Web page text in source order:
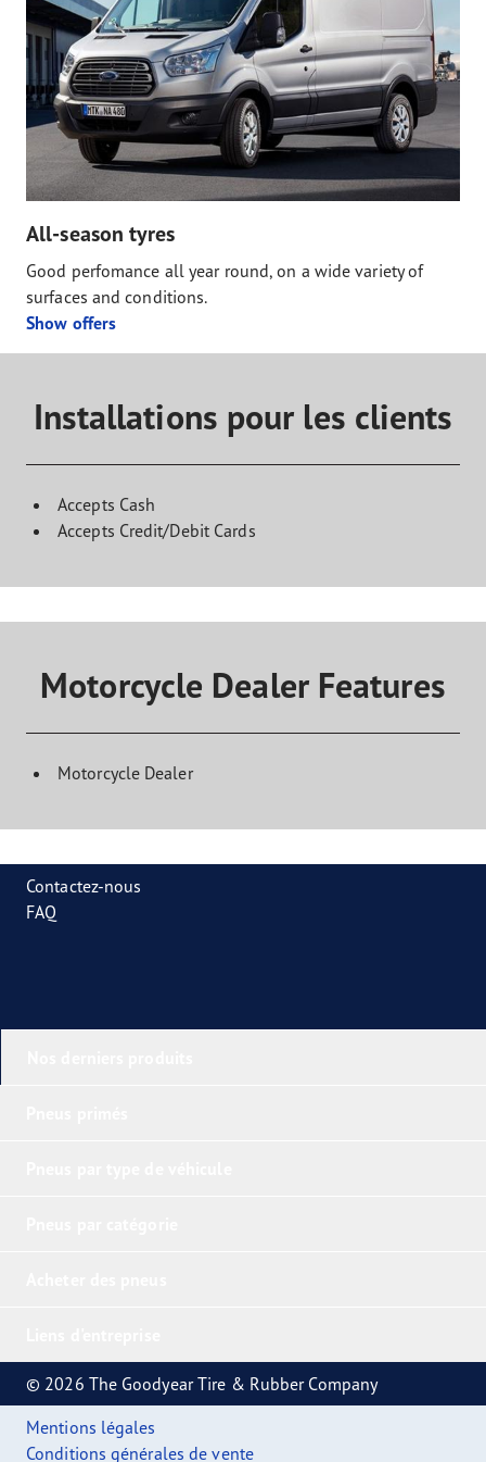
All-season tyres
Good perfomance all year round, on a wide variety of
surfaces and conditions.
Show offers
Installations pour les clients
Accepts Cash
Accepts Credit/Debit Cards
Motorcycle Dealer Features
Motorcycle Dealer
Contactez-nous
FAQ
© 2026 The Goodyear Tire & Rubber Company
Mentions légales
Conditions générales de vente